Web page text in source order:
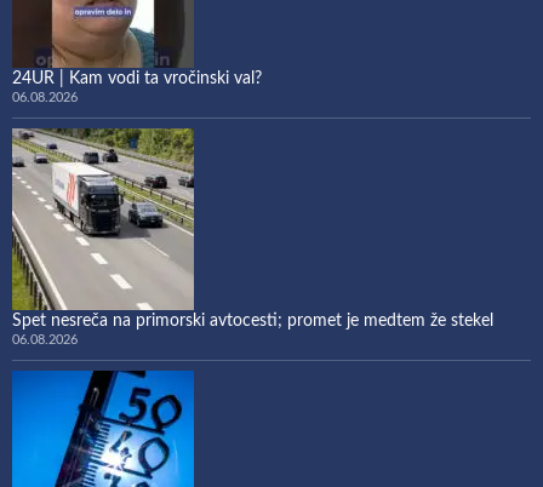
24UR | Kam vodi ta vročinski val?
06.08.2026
Spet nesreča na primorski avtocesti; promet je medtem že stekel
06.08.2026